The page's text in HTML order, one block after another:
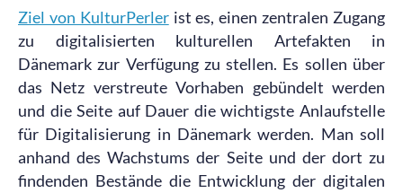
Ziel von KulturPerlerist es, einen zentralen Zugang
zu digitalisierten kulturellen Artefakten in
Dänemark zur Verfügung zu stellen. Es sollen über
das Netz verstreute Vorhaben gebündelt werden
und die Seite auf Dauer die wichtigste Anlaufstelle
für Digitalisierung in Dänemark werden. Man soll
anhand des Wachstums der Seite und der dort zu
findenden Bestände die Entwicklung der digitalen